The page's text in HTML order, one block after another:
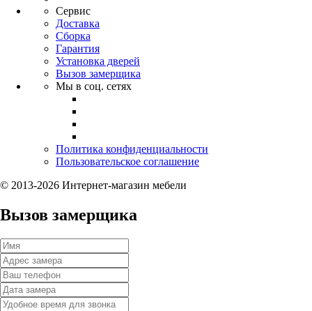
Сервис
Доставка
Сборка
Гарантия
Установка дверей
Вызов замерщика
Мы в соц. сетях
Политика конфиденциальности
Пользовательское соглашение
© 2013-2026 Интернет-магазин мебели
Вызов замерщика